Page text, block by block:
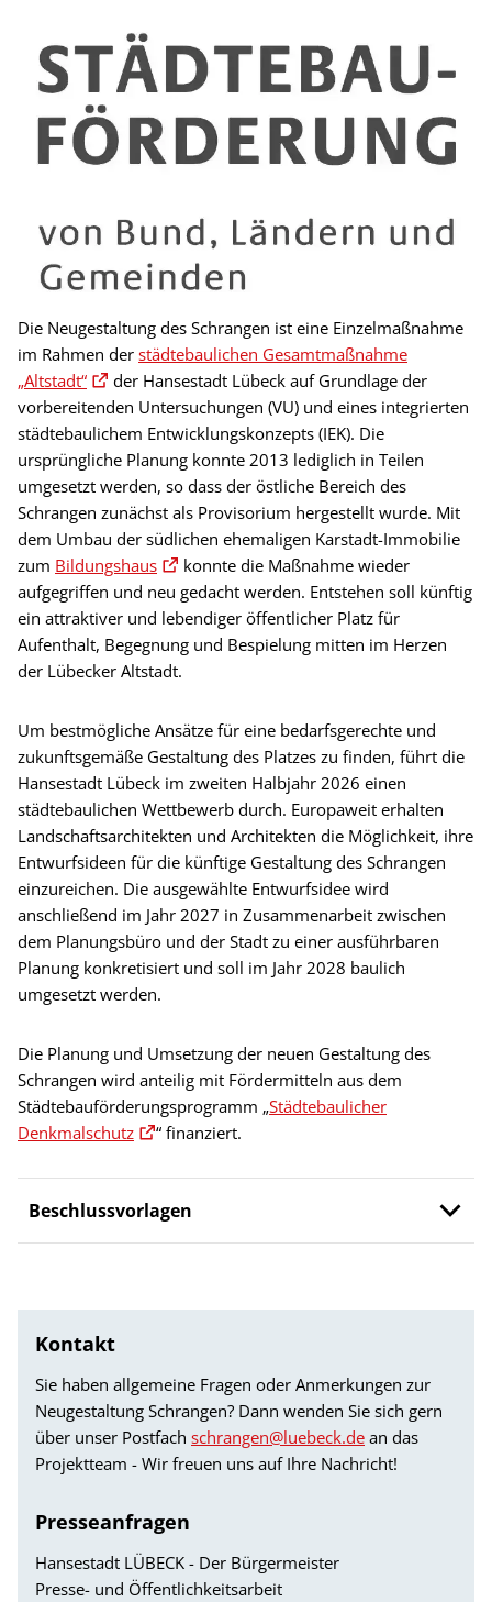
Die Neugestaltung des Schrangen ist eine Einzelmaßnahme
im Rahmen der städtebaulichen Gesamtmaßnahme
„Altstadt“
der Hansestadt Lübeck auf Grundlage der
vorbereitenden Untersuchungen (VU) und eines integrierten
städtebaulichem Entwicklungskonzepts (IEK). Die
ursprüngliche Planung konnte 2013 lediglich in Teilen
umgesetzt werden, so dass der östliche Bereich des
Schrangen zunächst als Provisorium hergestellt wurde. Mit
dem Umbau der südlichen ehemaligen Karstadt-Immobilie
zum Bildungshaus
konnte die Maßnahme wieder
aufgegriffen und neu gedacht werden. Entstehen soll künftig
ein attraktiver und lebendiger öffentlicher Platz für
Aufenthalt, Begegnung und Bespielung mitten im Herzen
der Lübecker Altstadt.
Um bestmögliche Ansätze für eine bedarfsgerechte und
zukunftsgemäße Gestaltung des Platzes zu finden, führt die
Hansestadt Lübeck im zweiten Halbjahr 2026 einen
städtebaulichen Wettbewerb durch. Europaweit erhalten
Landschaftsarchitekten und Architekten die Möglichkeit, ihre
Entwurfsideen für die künftige Gestaltung des Schrangen
einzureichen. Die ausgewählte Entwurfsidee wird
anschließend im Jahr 2027 in Zusammenarbeit zwischen
dem Planungsbüro und der Stadt zu einer ausführbaren
Planung konkretisiert und soll im Jahr 2028 baulich
umgesetzt werden.
Die Planung und Umsetzung der neuen Gestaltung des
Schrangen wird anteilig mit Fördermitteln aus dem
Städtebauförderungsprogramm „Städtebaulicher
Denkmalschutz
“ finanziert.
Beschlussvorlagen
Kontakt
Sie haben allgemeine Fragen oder Anmerkungen zur
Neugestaltung Schrangen? Dann wenden Sie sich gern
über unser Postfach schrangen@luebeck.de an das
Projektteam - Wir freuen uns auf Ihre Nachricht!
Presseanfragen
Hansestadt LÜBECK - Der Bürgermeister
Presse- und Öffentlichkeitsarbeit